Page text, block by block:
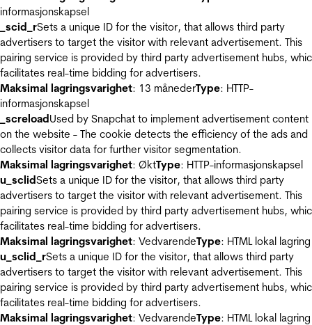
informasjonskapsel
_scid_rSets a unique ID for the visitor, that allows third party
advertisers to target the visitor with relevant advertisement. This
pairing service is provided by third party advertisement hubs,
facilitates real-time bidding for advertisers.
Maksimal lagringsvarighet: 13 månederType: HTTP-
informasjonskapsel
_screloadUsed by Snapchat to implement advertisement content
on the website - The cookie detects the efficiency of the ads and
collects visitor data for further visitor segmentation.
Maksimal lagringsvarighet: ØktType: HTTP-informasjonskapsel
u_sclidSets a unique ID for the visitor, that allows third party
advertisers to target the visitor with relevant advertisement. This
pairing service is provided by third party advertisement hubs,
facilitates real-time bidding for advertisers.
Maksimal lagringsvarighet: VedvarendeType: HTML lokal lagring
u_sclid_rSets a unique ID for the visitor, that allows third party
advertisers to target the visitor with relevant advertisement. This
pairing service is provided by third party advertisement hubs,
facilitates real-time bidding for advertisers.
Maksimal lagringsvarighet: VedvarendeType: HTML lokal lagring